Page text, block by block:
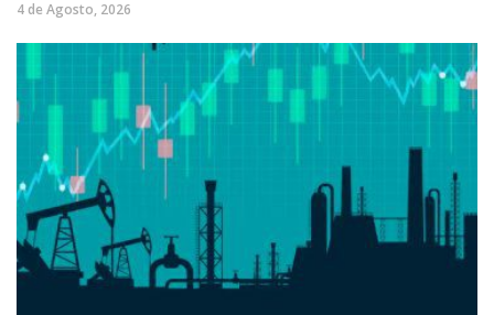
4 de Agosto, 2026